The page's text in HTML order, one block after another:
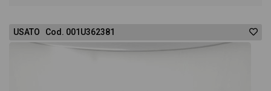
USATO Cod. 001U362381